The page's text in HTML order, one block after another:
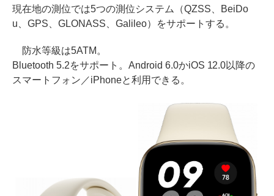
現在地の測位では5つの測位システム（QZSS、BeiDo
u、GPS、GLONASS、Galileo）をサポートする。
防水等級は5ATM。
Bluetooth 5.2をサポート。Android 6.0かiOS 12.0以降の
スマートフォン／iPhoneと利用できる。